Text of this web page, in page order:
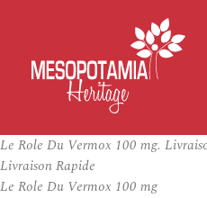
Le Role Du Vermox 100 mg.
Livraison Rapide
Le Role Du Vermox 100 mg